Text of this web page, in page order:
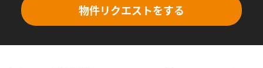
物件リクエストをする